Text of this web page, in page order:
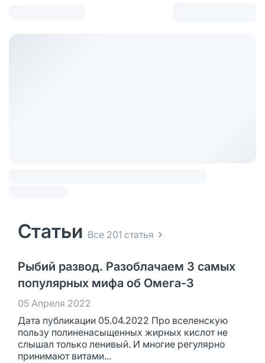
Статьи Все 201 статья
Рыбий развод. Разоблачаем 3 самых
популярных мифа об Омега-3
05 Апреля 2022
Дата публикации 05.04.2022 Про вселенскую
пользу полиненасыщенных жирных кислот не
слышал только ленивый. И многие регулярно
принимают витами...